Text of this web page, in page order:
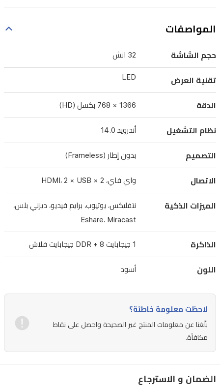
HD
مع
كامل
للاتصال
بالإنترنت
عبر
فاي.
تتضمن
منافذ
متعددة
(2
HDMI
وتطبيقات
مثبتة
مسبقاً
مثل
نتفليكس
ويوتيوب،
بالإضافة
إلى
دعم
المواصفات
حجم الشاشة 32 انش
تقنية العرض LED
الدقة 1366 × 768 بكسل (HD)
نظام التشغيل أندرويد 14.0
التصميم بدون إطار (Frameless)
الاتصال واي فاي، 2 × HDMI، 2 × USB
الميزات الذكية
نتفليكس، يوتيوب، برايم فيديو، ديزني بلس،
Eshare، Miracast
الذاكرة 1 جيجابايت DDR + 8 جيجابايت فلاش
اللون أسود
لاحظت معلومة خاطئة؟
بلّغنا عن معلومات المنتج غير الصحيحة واحصل على نقاط
مكافأة.
الضمان و الاسترجاع